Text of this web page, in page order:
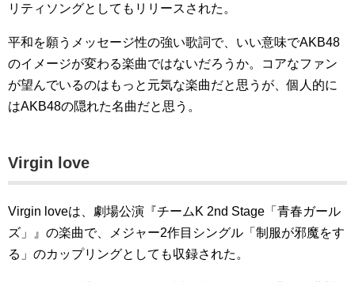
リティソングとしてもリリースされた。
平和を願うメッセージ性の強い歌詞で、いい意味でAKB48
のイメージが変わる楽曲ではないだろうか。コアなファン
が望んでいるのはもっと元気な楽曲だと思うが、個人的に
はAKB48の隠れた名曲だと思う。
Virgin love
Virgin loveは、劇場公演『チームK 2nd Stage「青春ガール
ズ」』の楽曲で、メジャー2作目シングル「制服が邪魔をす
る」のカップリングとしても収録された。